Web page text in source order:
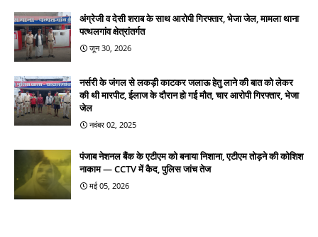
अंग्रेजी व देसी शराब के साथ आरोपी गिरफ्तार, भेजा जेल, मामला थाना
पत्थलगांव क्षेत्रांतर्गत
जून 30, 2026
नर्सरी के जंगल से लकड़ी काटकर जलाऊ हेतु लाने की बात को लेकर
की थी मारपीट, ईलाज के दौरान हो गई मौत, चार आरोपी गिरफ्तार, भेजा
जेल
नवंबर 02, 2025
पंजाब नेशनल बैंक के एटीएम को बनाया निशाना, एटीएम तोड़ने की कोशिश
नाकाम — CCTV में कैद, पुलिस जांच तेज
मई 05, 2026